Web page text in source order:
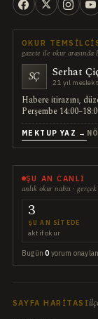
OKUR
gazete ile okur arasında
SÇ Serhat
21 yıl
Habere itirazını,
Perşembe
MEKTUP YAZ →
ŞU AN CANLI
anlık okur nabzı ·
3
ŞU AN SITEDE
aktif okur
Bugün0 yorum
SAYFA HARITASI